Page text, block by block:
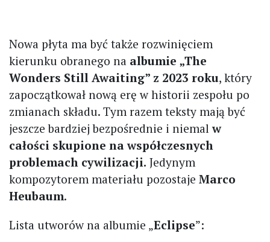
Nowa płyta ma być także rozwinięciem
kierunku obranego na albumie „The
Wonders Still Awaiting” z 2023 roku, który
zapoczątkował nową erę w historii zespołu po
zmianach składu. Tym razem teksty mają być
jeszcze bardziej bezpośrednie i niemalw
całości skupione na współczesnych
problemach cywilizacji. Jedynym
kompozytorem materiału pozostaje Marco
Heubaum.
Lista utworów na albumie „Eclipse”: